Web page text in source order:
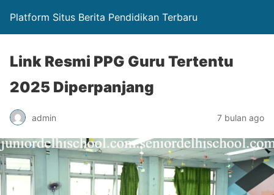
Platform Situs Berita Pendidikan Terbaru
Link Resmi PPG Guru Tertentu
2025 Diperpanjang
admin 7 bulan ago